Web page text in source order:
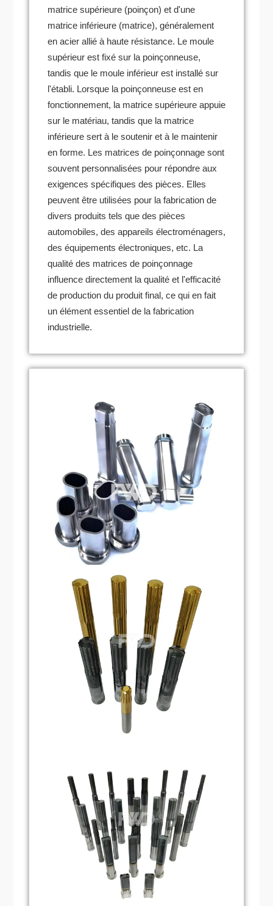
matrice supérieure (poinçon) et d'une
matrice inférieure (matrice), généralement
en acier allié à haute résistance. Le moule
supérieur est fixé sur la poinçonneuse,
tandis que le moule inférieur est installé sur
l'établi. Lorsque la poinçonneuse est en
fonctionnement, la matrice supérieure appuie
sur le matériau, tandis que la matrice
inférieure sert à le soutenir et à le maintenir
en forme. Les matrices de poinçonnage sont
souvent personnalisées pour répondre aux
exigences spécifiques des pièces. Elles
peuvent être utilisées pour la fabrication de
divers produits tels que des pièces
automobiles, des appareils électroménagers,
des équipements électroniques, etc. La
qualité des matrices de poinçonnage
influence directement la qualité et l'efficacité
de production du produit final, ce qui en fait
un élément essentiel de la fabrication
industrielle.